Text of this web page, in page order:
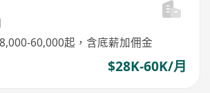
60,000起，含底薪加佣金
$28K-60K/月